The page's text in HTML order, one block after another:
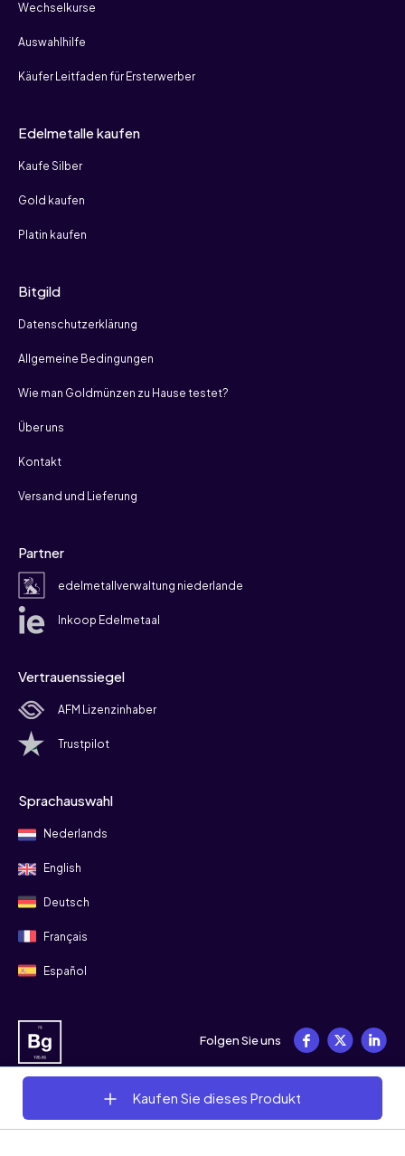
Wechselkurse
Auswahlhilfe
Käufer Leitfaden für Ersterwerber
Edelmetalle kaufen
Kaufe Silber
Gold kaufen
Platin kaufen
Bitgild
Datenschutzerklärung
Allgemeine Bedingungen
Wie man Goldmünzen zu Hause testet?
Über uns
Kontakt
Versand und Lieferung
Partner
edelmetallverwaltung niederlande
Inkoop Edelmetaal
Vertrauenssiegel
AFM Lizenzinhaber
Trustpilot
Sprachauswahl
Nederlands
English
Deutsch
Français
Español
Folgen Sie uns
© 2008 - 2026 Bitgild
Kaufen Sie dieses Produkt